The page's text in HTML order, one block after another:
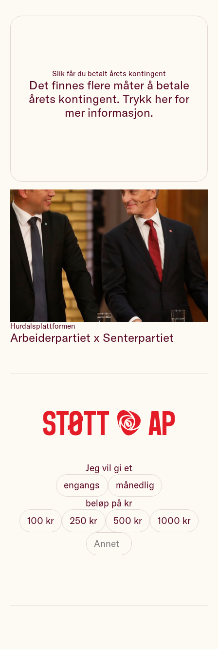
Slik får du betalt årets kontingent
Det finnes flere måter å betale
årets kontingent. Trykk her for
mer informasjon.
Hurdalsplattformen
Arbeiderpartiet x Senterpartiet
Støtt *A* Ap
Jeg vil gi et
engangs
månedlig
beløp på kr
100 kr
250 kr 500 kr 1000 kr